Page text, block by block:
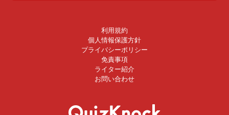
利用規約
個人情報保護方針
プライバシーポリシー
免責事項
ライター紹介
お問い合わせ